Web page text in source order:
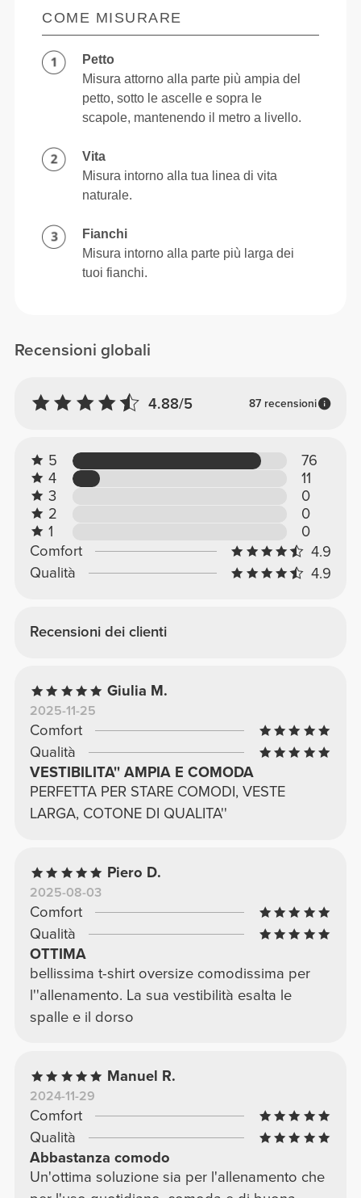
Recensioni globali
4.88/5 87 recensioni
5
76
4
11
3
0
2
0
1
0
Comfort
4.9
Qualità
4.9
Recensioni dei clienti
Giulia M.
2025-11-25
Comfort
Qualità
VESTIBILITA'' AMPIA E COMODA
PERFETTA PER STARE COMODI, VESTE
LARGA, COTONE DI QUALITA''
Piero D.
2025-08-03
Comfort
Qualità
OTTIMA
bellissima t-shirt oversize comodissima per
l''allenamento. La sua vestibilità esalta le
spalle e il dorso
Manuel R.
2024-11-29
Comfort
Qualità
Abbastanza comodo
Un'ottima soluzione sia per l'allenamento che
COME MISURARE
Petto
Misura attorno alla parte più ampia del
petto, sotto le ascelle e sopra le
scapole, mantenendo il metro a livello.
Vita
Misura intorno alla tua linea di vita
naturale.
Fianchi
Misura intorno alla parte più larga dei
tuoi fianchi.